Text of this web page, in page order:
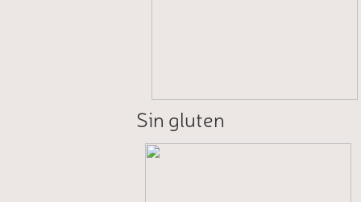
Sin gluten